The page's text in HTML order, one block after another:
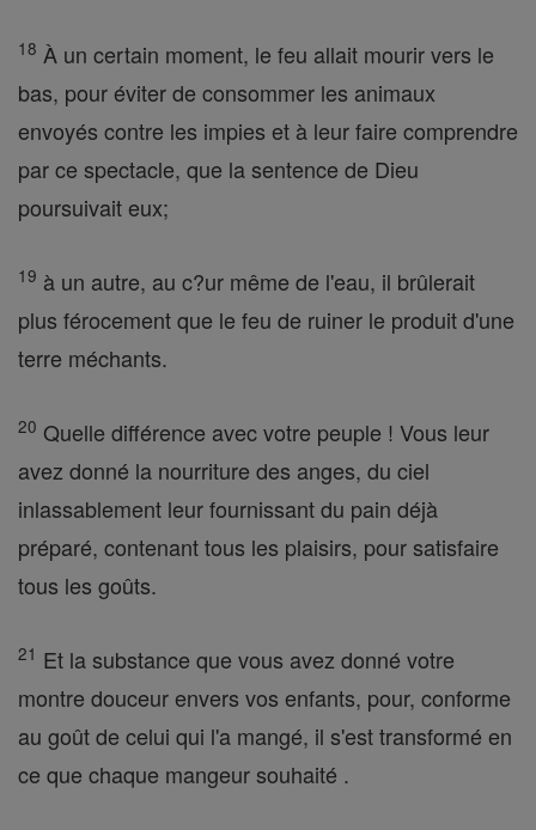
18 À un certain moment, le feu allait mourir vers le
bas, pour éviter de consommer les animaux
envoyés contre les impies et à leur faire comprendre
par ce spectacle, que la sentence de Dieu
poursuivait eux;
19 à un autre, au c?ur même de l'eau, il brûlerait
plus férocement que le feu de ruiner le produit d'une
terre méchants.
20 Quelle différence avec votre peuple ! Vous leur
avez donné la nourriture des anges, du ciel
inlassablement leur fournissant du pain déjà
préparé, contenant tous les plaisirs, pour satisfaire
tous les goûts.
21 Et la substance que vous avez donné votre
montre douceur envers vos enfants, pour, conforme
au goût de celui qui l'a mangé, il s'est transformé en
ce que chaque mangeur souhaité .